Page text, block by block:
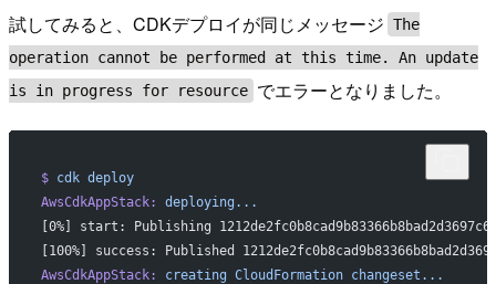
試してみると、CDKデプロイが同じメッセージ The
operation cannot be performed at this time. An update
is in progress for resource でエラーとなりました。
$ cdk deploy
AwsCdkAppStack:
deploying...
[0%] start: Publishing
[100%] success: Published
AwsCdkAppStack:
creating CloudFormation changeset...